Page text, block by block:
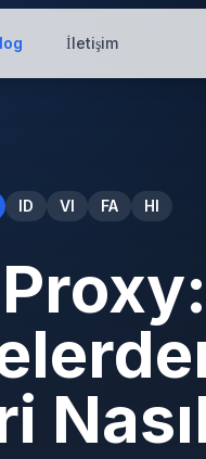
İletişim
ID VI FA HI